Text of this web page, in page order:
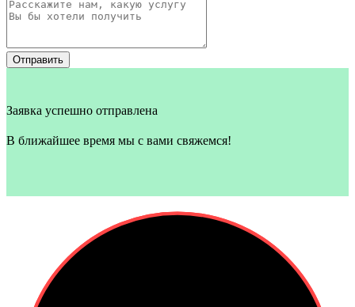
Отправить
Заявка успешно отправлена
В ближайшее время мы с вами свяжемся!